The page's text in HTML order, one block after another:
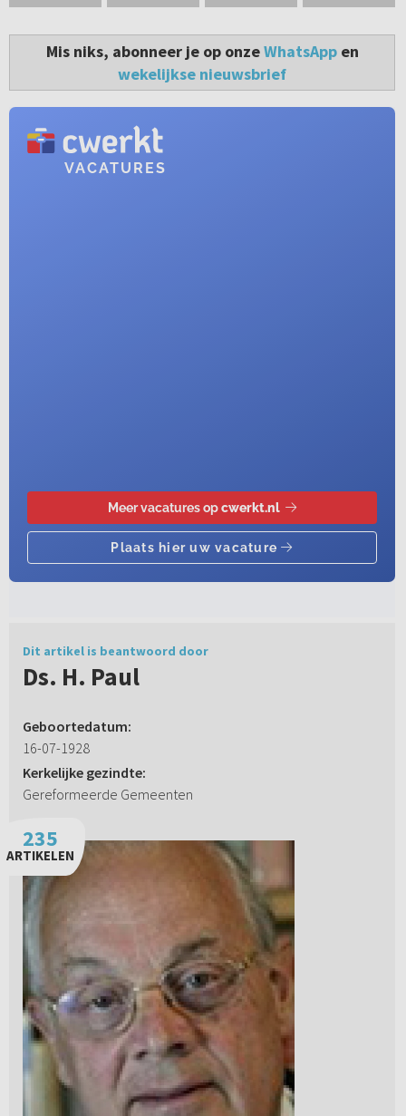
Mis niks, abonneer je op onzeWhatsAppen
wekelijkse nieuwsbrief
Dit artikel is beantwoord door
Ds. H. Paul
Geboortedatum:
16-07-1928
Kerkelijke gezindte:
Gereformeerde Gemeenten
235
ARTIKELEN